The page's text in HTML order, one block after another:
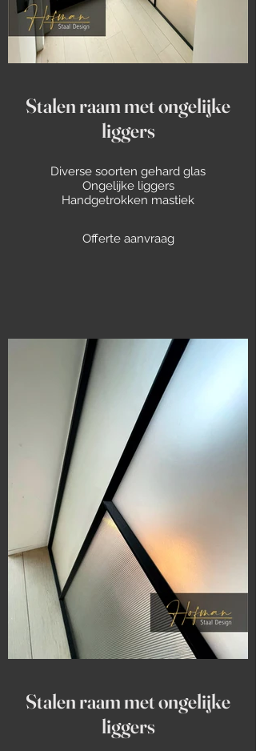
Stalen raam met ongelijke
liggers
Diverse soorten gehard glas
Ongelijke liggers
Handgetrokken mastiek
Offerte aanvraag
Stalen raam met ongelijke
liggers